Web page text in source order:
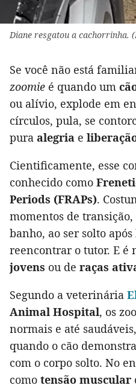
Diane resgatou a cachorrinha.
Se você não está
zoomie é quando um
ou alívio, explode em
círculos, pula, se
pura alegria e
Cientificamente, esse
conhecido como
Periods (FRAPs).
momentos de
banho, ao ser solto
reencontrar o tutor. E é
jovens ou de raças
Segundo a veterinária
Animal Hospital, os
normais e até
quando o cão
com o corpo solto. No
como tensão muscular